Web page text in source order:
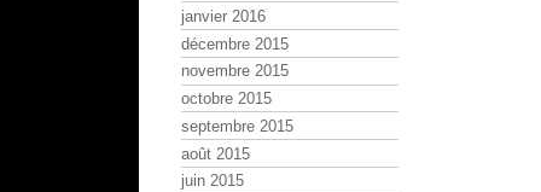
janvier 2016
décembre 2015
novembre 2015
octobre 2015
septembre 2015
août 2015
juin 2015